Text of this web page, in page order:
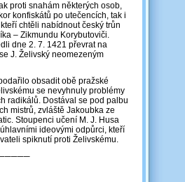
proti snahám některých osob,
konfiskátů po utečencích, tak i
chtěli nabídnout český trůn
– Zikmundu Korybutoviči.
dne 2. 7. 1421 převrat na
J. Želivský neomezeným
obsadit obě pražské
se nevyhnuly problémy
radikálů. Dostával se pod palbu
mistrů, zvláště Jakoubka ze
Stoupenci učení M. J. Husa
ideovými odpůrci, kteří
spiknutí proti Želivskému.